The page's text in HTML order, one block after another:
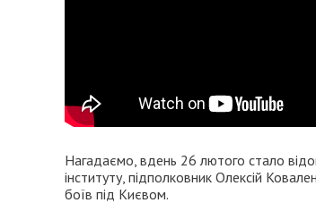
Нагадаємо, вдень 26 лютого стало
інституту, підполковник Олексій
боїв під Києвом.